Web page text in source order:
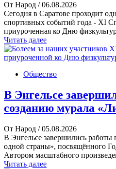
От Народ / 06.08.2026
Сегодня в Саратове проходит
спортивных событий года - XI
приуроченная ко Дню
Читать далее
Общество
В Энгельсе
созданию мурала
От Народ / 05.08.2026
В Энгельсе завершились
одной страны», посвящённого
Автором масштабного
Читать далее